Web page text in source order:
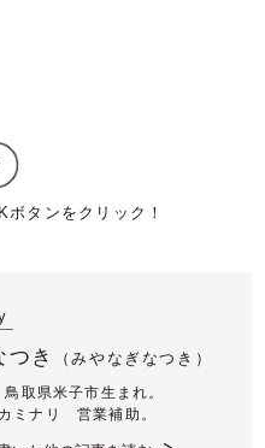
つき （みやなぎなつき）
取県米子市生まれ。
ミナリ 営業補助。